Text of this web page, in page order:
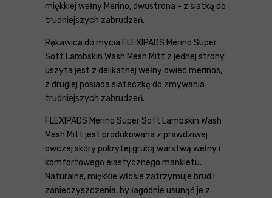
miękkiej wełny Merino , dwustrona - z siatką do
trudniejszych zabrudzeń .
Rękawica do mycia FLEXIPADS Merino Super
Soft Lambskin Wash Mesh Mitt z jednej strony
uszyta jest z delikatnej wełny owiec merinos,
z drugiej posiada siateczkę do zmywania
trudniejszych zabrudzeń.
FLEXIPADS Merino Super Soft Lambskin Wash
Mesh Mitt jest produkowana z prawdziwej
owczej skóry pokrytej grubą warstwą wełny i
komfortowego elastycznego mankietu.
Naturalne, miękkie włosie zatrzymuje brud i
zanieczyszczenia, by łagodnie usunąć je z